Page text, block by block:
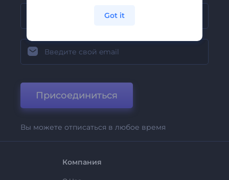
Присоединиться
Вы можете отписаться в любое время
Компания
Got it